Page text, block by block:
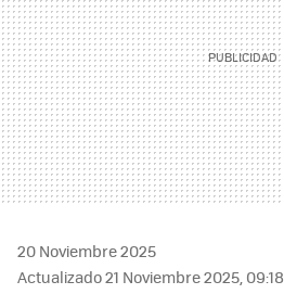
20 Noviembre 2025
Actualizado 21 Noviembre 2025, 09:18